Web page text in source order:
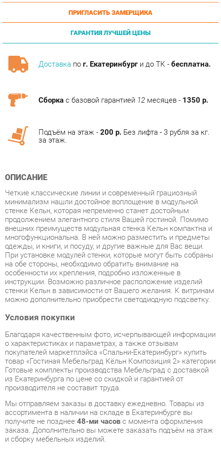
ГАРАНТИЯ ЛУЧШЕЙ ЦЕНЫ
Доставкапог. Екатеринбурги до ТК -бесплатна.
минимализм нашли достойное воплощение в модульной
продолжением элегантного стиля Вашей гостиной. Помимо
внешних преимуществ модульная стенка Кельн компактна и
многофункциональна. В ней можно разместить и предметы
одежды, и книги, и посуду, и другие важные для Вас вещи.
При установке модулей стенки, которые могут быть собраны
на обе стороны, необходимо обратить внимание на
особенности их крепления, подробно изложенные в
инструкции. Возможно различное расположение изделий
стенки Кельн в зависимости от Вашего желания. К витринам
можно дополнительно приобрести светодиодную подсветку.
Условия покупки
Благодаря качественным фото, исчерпывающей информации
покупателей маркетплэйса «Спальни-Екатеринбург» купить
Готовые комплекты производства Мебельград с доставкой
из Екатеринбурга по цене со скидкой и гарантией от
производителя не составит труда.
Мы отправляем заказы в доставку ежедневно. Товары из
ассортимента в наличии на складе в Екатеринбурге вы
получите не позднее48-ми часовс момента оформления
и сборку мебельных изделий.
Срок доставки в другие регионы, и для товаров, находящихся
на складах производителей, рассчитывается индивидуально.
Уточнить наличие, срок и стоимость доставки вы можете
через форму обратной связи